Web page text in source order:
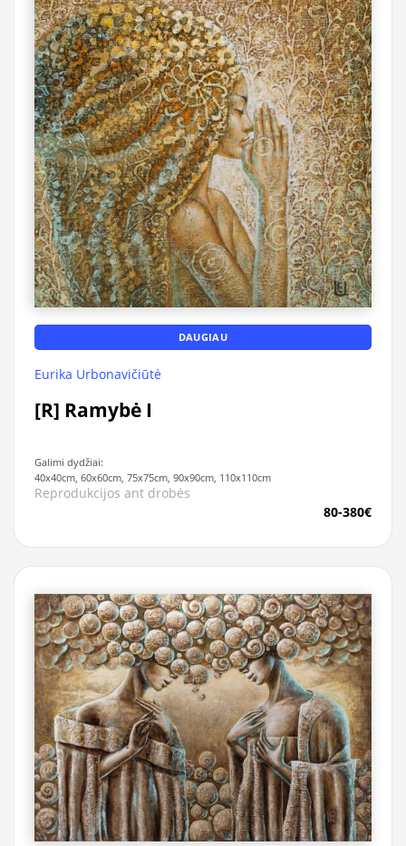
DAUGIAU
Eurika Urbonavičiūtė
[R] Ramybė I
Galimi dydžiai:
40x40cm, 60x60cm, 75x75cm, 90x90cm, 110x110cm
Reprodukcijos ant drobės
80-380€